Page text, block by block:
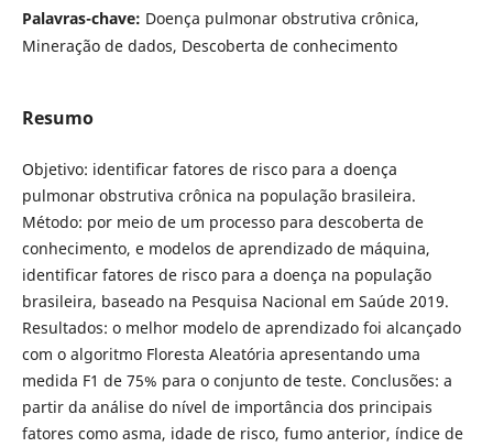
Palavras-chave: Doença pulmonar obstrutiva crônica,
Mineração de dados, Descoberta de conhecimento
Resumo
Objetivo: identificar fatores de risco para a doença
pulmonar obstrutiva crônica na população brasileira.
Método: por meio de um processo para descoberta de
conhecimento, e modelos de aprendizado de máquina,
identificar fatores de risco para a doença na população
brasileira, baseado na Pesquisa Nacional em Saúde 2019.
Resultados: o melhor modelo de aprendizado foi alcançado
com o algoritmo Floresta Aleatória apresentando uma
medida F1 de 75% para o conjunto de teste. Conclusões: a
partir da análise do nível de importância dos principais
fatores como asma, idade de risco, fumo anterior, índice de